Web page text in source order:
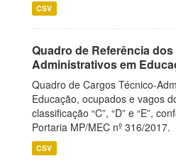
CSV
Quadro de Referência
Administrativos em
Quadro de Cargos Técnico-
Educação, ocupados e vagos
classificação “C”, “D” e “E”,
Portaria MP/MEC nº 316/2017.
CSV